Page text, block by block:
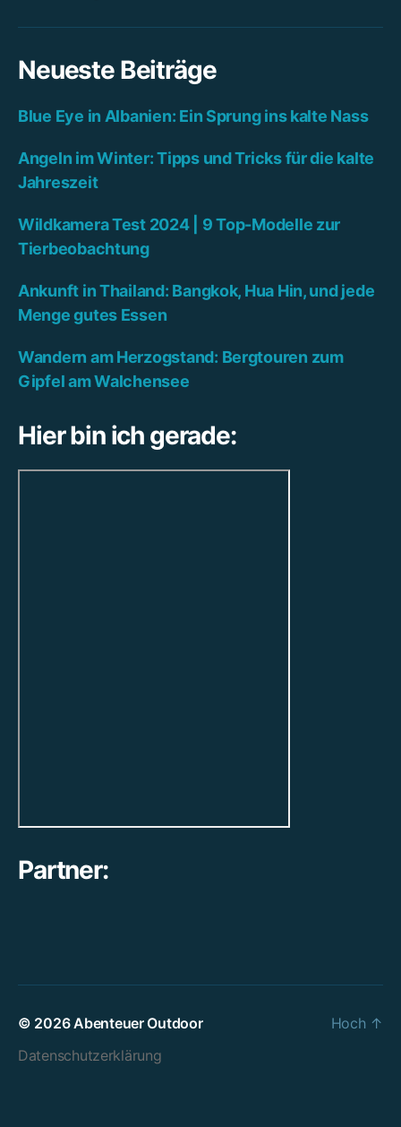
Neueste Beiträge
Blue Eye in Albanien: Ein Sprung ins kalte Nass
Angeln im Winter: Tipps und Tricks für die kalte
Jahreszeit
Wildkamera Test 2024 | 9 Top-Modelle zur
Tierbeobachtung
Ankunft in Thailand: Bangkok, Hua Hin, und jede
Menge gutes Essen
Wandern am Herzogstand: Bergtouren zum
Gipfel am Walchensee
Hier bin ich gerade:
Partner:
© 2026 Abenteuer Outdoor
Datenschutzerklärung
Hoch ↑